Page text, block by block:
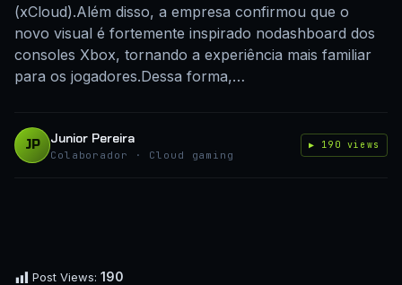
(xCloud).Além disso, a empresa confirmou que o
novo visual é fortemente inspirado nodashboard dos
consoles Xbox, tornando a experiência mais familiar
para os jogadores.Dessa forma,…
JP Junior Pereira
Colaborador · Cloud gaming
▶ 190 views
Post Views: 190